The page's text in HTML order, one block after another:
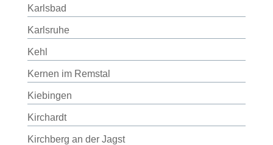
Karlsbad
Karlsruhe
Kehl
Kernen im Remstal
Kiebingen
Kirchardt
Kirchberg an der Jagst